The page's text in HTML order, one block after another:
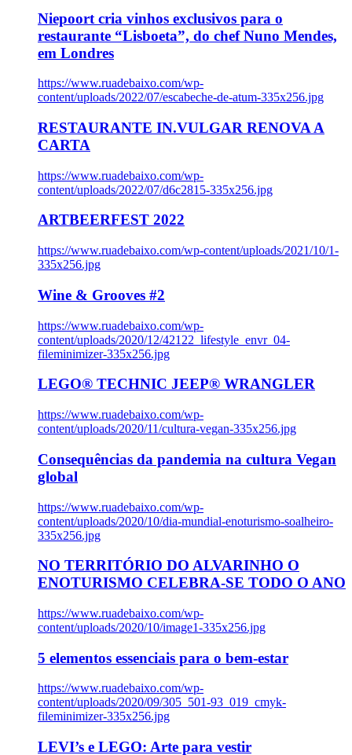
Niepoort cria vinhos exclusivos para o
restaurante “Lisboeta”, do chef Nuno Mendes,
em Londres
https://www.ruadebaixo.com/wp-
content/uploads/2022/07/escabeche-de-atum-335x256.jpg
RESTAURANTE IN.VULGAR RENOVA A
CARTA
https://www.ruadebaixo.com/wp-
content/uploads/2022/07/d6c2815-335x256.jpg
ARTBEERFEST 2022
https://www.ruadebaixo.com/wp-content/uploads/2021/10/1-
335x256.jpg
Wine & Grooves #2
https://www.ruadebaixo.com/wp-
content/uploads/2020/12/42122_lifestyle_envr_04-
fileminimizer-335x256.jpg
LEGO® TECHNIC JEEP® WRANGLER
https://www.ruadebaixo.com/wp-
content/uploads/2020/11/cultura-vegan-335x256.jpg
Consequências da pandemia na cultura Vegan
global
https://www.ruadebaixo.com/wp-
content/uploads/2020/10/dia-mundial-enoturismo-soalheiro-
335x256.jpg
NO TERRITÓRIO DO ALVARINHO O
ENOTURISMO CELEBRA-SE TODO O ANO
https://www.ruadebaixo.com/wp-
content/uploads/2020/10/image1-335x256.jpg
5 elementos essenciais para o bem-estar
https://www.ruadebaixo.com/wp-
content/uploads/2020/09/305_501-93_019_cmyk-
fileminimizer-335x256.jpg
LEVI’s e LEGO: Arte para vestir